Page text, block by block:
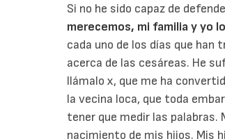
Si no he sido capaz de
merecemos, mi familia y yo
cada uno de los días que han
acerca de las cesáreas. He
llámalo x, que me ha
la vecina loca, que toda
tener que medir las palabras.
nacimiento de mis hijos. Mis